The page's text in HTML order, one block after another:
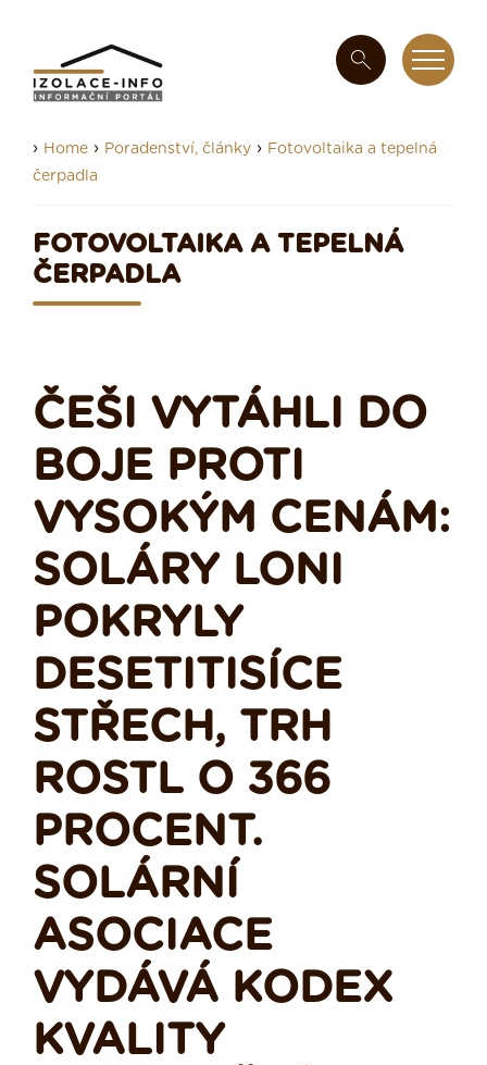
› Home › Poradenství, články › Fotovoltaika a tepelná
čerpadla
FOTOVOLTAIKA A TEPELNÁ
ČERPADLA
ČEŠI VYTÁHLI DO
BOJE PROTI
VYSOKÝM CENÁM:
SOLÁRY LONI
POKRYLY
DESETITISÍCE
STŘECH, TRH
ROSTL O 366
PROCENT.
SOLÁRNÍ
ASOCIACE
VYDÁVÁ KODEX
KVALITY